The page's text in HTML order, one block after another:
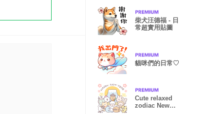
柴犬汪德福 - 日
常超實用貼圖
貓咪們的日常♡
Cute relaxed
zodiac New